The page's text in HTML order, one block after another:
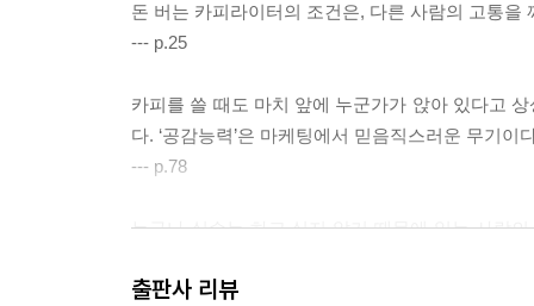
돈 버는 카피라이터의 조건은, 다른 사람의 고통을
--- p.25
카피를 쓸 때도 마치 앞에 누군가가 앉아 있다고
다. ‘공감능력’은 마케팅에서 믿음직스러운 무기이
--- p.78
누구나 실수는 하고 싶지 않기 때문에 읽는 사람
출판사 리뷰